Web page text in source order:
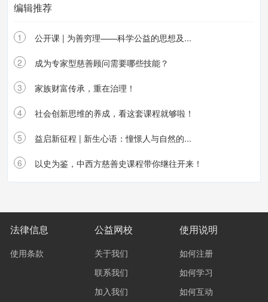
编辑推荐
1 公开课 | 为善穷理——科学公益的思想及...
2 成为专家型慈善顾问需要哪些技能？
3 家族财富传承，重在治理！
4 社会创新思维的养成，看这套课程就够啦！
5 益启新征程 | 新生心语：憧憬人与自然的...
6 以史为鉴，中西方慈善史课程带你继往开来！
法律信息
使用条款
公益网校
关于我们
联系我们
加入我们
使用说明
如何注册
如何学习
如何互动